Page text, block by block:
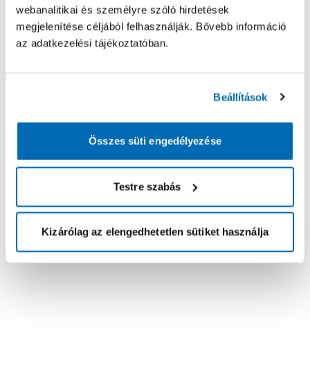
webanalitikai és személyre szóló hirdetések
megjelenítése céljából felhasználják. Bővebb információ
az adatkezelési tájékoztatóban.
Beállítások
Összes süti engedélyezése
Testre szabás
Kizárólag az elengedhetetlen sütiket használja